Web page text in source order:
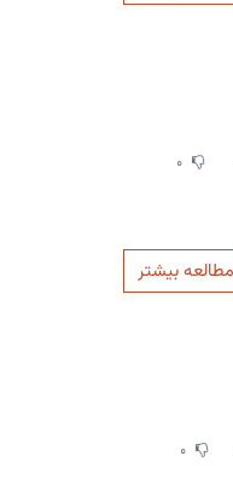
0
مطالعه بیشتر
0